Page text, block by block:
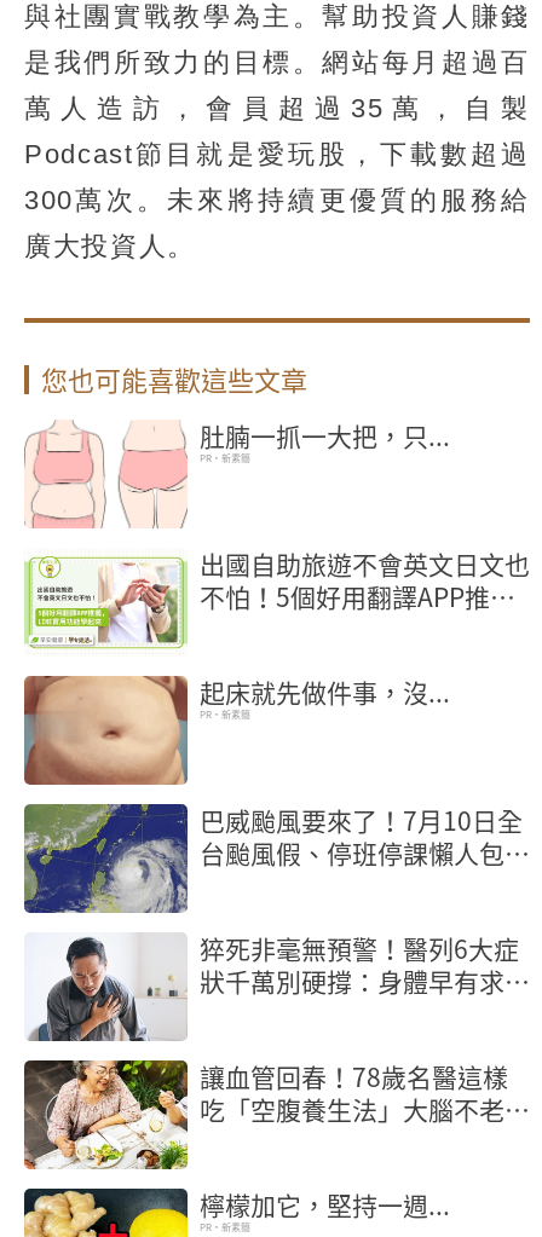
與社團實戰教學為主。幫助投資人賺錢
是我們所致力的目標。網站每月超過百
萬人造訪，會員超過35萬，自製
Podcast節目就是愛玩股，下載數超過
300萬次。未來將持續更優質的服務給
廣大投資人。
您也可能喜歡這些文章
肚腩一抓一大把，只...
PR・新素簡
出國自助旅遊不會英文日文也
不怕！5個好用翻譯APP推
起床就先做件事，沒...
PR・新素簡
巴威颱風要來了！7月10日全
台颱風假、停班停課懶人包
猝死非毫無預警！醫列6大症
狀千萬別硬撐：身體早有求救
讓血管回春！78歲名醫這樣
吃「空腹養生法」大腦不老又
檸檬加它，堅持一週...
PR・新素簡